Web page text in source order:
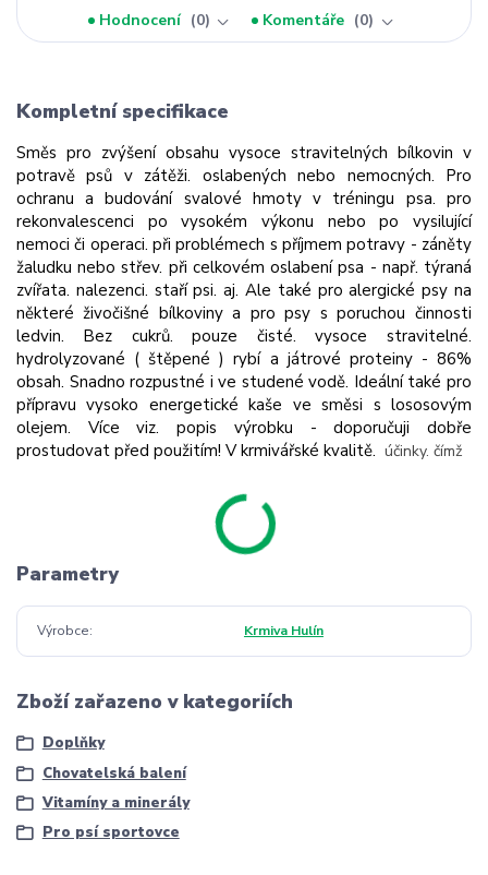
Hodnocení
0 Komentáře 0
Kompletní specifikace
Směs pro zvýšení obsahu vysoce stravitelných bílkovin v
potravě psů v zátěži. oslabených nebo nemocných. Pro
ochranu a budování svalové hmoty v tréningu psa. pro
rekonvalescenci po vysokém výkonu nebo po vysilující
nemoci či operaci. při problémech s příjmem potravy - záněty
žaludku nebo střev. při celkovém oslabení psa - např. týraná
zvířata. nalezenci. staří psi. aj. Ale také pro alergické psy na
některé živočišné bílkoviny a pro psy s poruchou činnosti
ledvin. Bez cukrů. pouze čisté. vysoce stravitelné.
hydrolyzované ( štěpené ) rybí a játrové proteiny - 86%
obsah. Snadno rozpustné i ve studené vodě. Ideální také pro
přípravu vysoko energetické kaše ve směsi s lososovým
olejem. Více viz. popis výrobku - doporučuji dobře
prostudovat před použitím! V krmivářské kvalitě. účinky. čímž
Parametry
Výrobce Krmiva Hulín
Zboží zařazeno v kategoriích
Doplňky
Chovatelská balení
Vitamíny a minerály
Pro psí sportovce